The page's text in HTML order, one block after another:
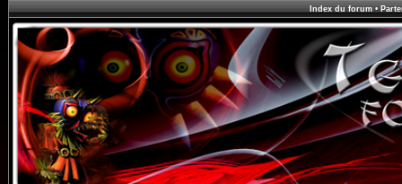
Index du forum•